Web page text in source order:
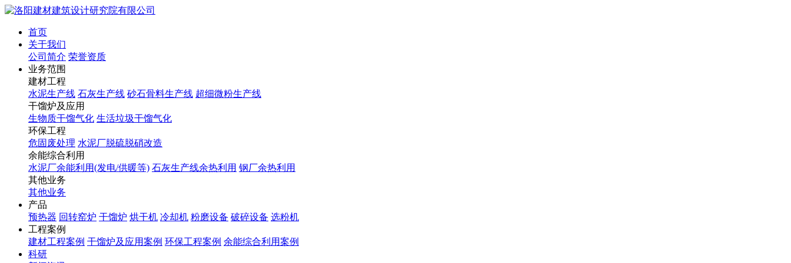
首页
关于我们
公司简介 荣誉资质
业务范围
建材工程
水泥生产线 石灰生产线 砂石骨料生产线 超细微粉生产线
干馏炉及应用
生物质干馏气化 生活垃圾干馏气化
环保工程
危固废处理 水泥厂脱硫脱硝改造
余能综合利用
水泥厂余能利用(发电/供暖等) 石灰生产线余热利用 钢厂余热利用
其他业务
其他业务
产品
预热器 回转窑炉 干馏炉 烘干机 冷却机 粉磨设备 破碎设备 选粉机
工程案例
建材工程案例 干馏炉及应用案例 环保工程案例 余能综合利用案例
科研